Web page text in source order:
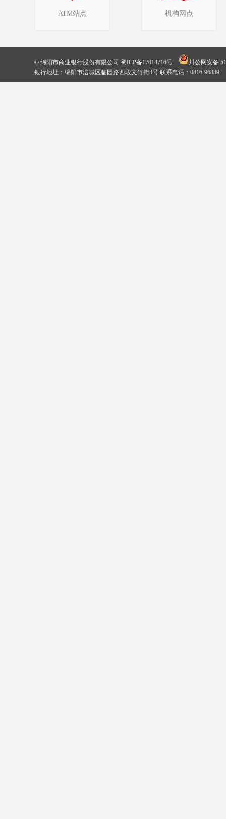
ATM站点 机构网点
© 绵阳市商业银行股份有限公司 蜀ICP备17014716号
川公网安备
银行地址：绵阳市涪城区临园路西段文竹街3号 联系电话：0816-96839